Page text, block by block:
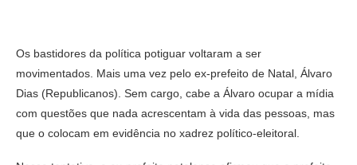
Os bastidores da política potiguar voltaram a ser
movimentados. Mais uma vez pelo ex-prefeito de Natal, Álvaro
Dias (Republicanos). Sem cargo, cabe a Álvaro ocupar a mídia
com questões que nada acrescentam à vida das pessoas, mas
que o colocam em evidência no xadrez político-eleitoral.